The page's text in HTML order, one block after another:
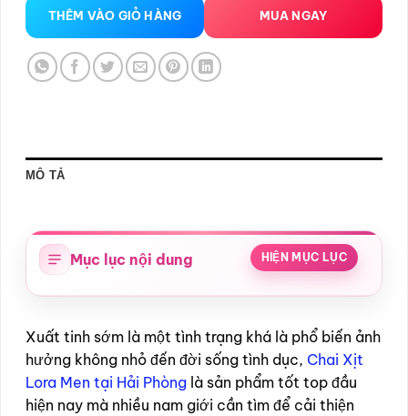
THÊM VÀO GIỎ HÀNG MUA NGAY
MÔ TẢ
Mục lục nội dung HIỆN MỤC LỤC
Xuất tinh sớm là một tình trạng khá là phổ biến ảnh
hưởng không nhỏ đến đời sống tình dục, Chai Xịt
Lora Men tại Hải Phòng là sản phẩm tốt top đầu
hiện nay mà nhiều nam giới cần tìm để cải thiện